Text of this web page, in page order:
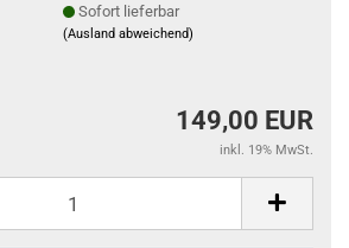
Sofort lieferbar
(Ausland abweichend)
149,00 EUR
inkl. 19% MwSt.